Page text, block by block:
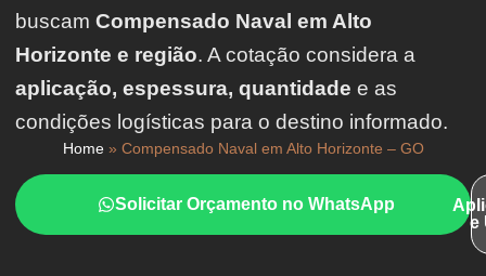
buscam Compensado Naval em Alto
Horizonte e região. A cotação considera a
aplicação, espessura, quantidade e as
condições logísticas para o destino informado.
Home» Compensado Naval em Alto Horizonte – GO
Solicitar Orçamento no WhatsApp
e